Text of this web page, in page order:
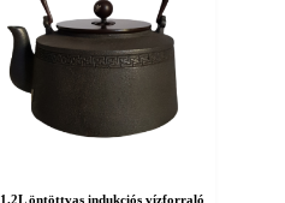
1.2L öntöttvas indukciós vízforraló